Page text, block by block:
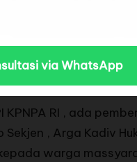
via WhatsApp
terpilih
RI , ada
, Arga Kadiv
warga